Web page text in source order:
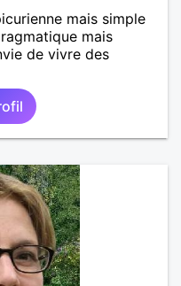
mais simple
mais
de vivre des